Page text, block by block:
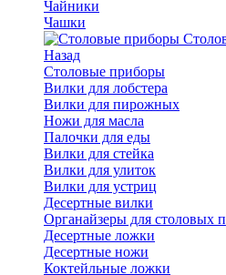
Чайники
Чашки
Назад
Cтоловые приборы
Вилки для лобстера
Вилки для пирожных
Ножи для масла
Палочки для еды
Вилки для стейка
Вилки для улиток
Вилки для устриц
Десертные вилки
Органайзеры для столовых
Десертные ложки
Десертные ножи
Коктейльные ложки